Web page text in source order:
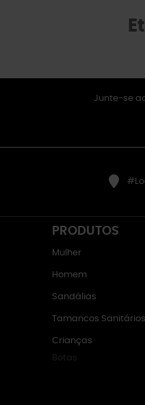
Junte-se
PRODUTOS
Mulher
Homem
Sandálias
Tamancos Sanitários
Crianças
Botas